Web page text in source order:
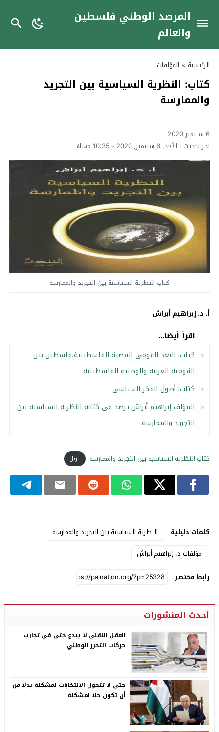
المرصد الوطني فلسطين
والعالم
الرئيسية » المؤلفات
كتاب: النظرية السياسية بين التجريد
والممارسة
6 سبتمبر 2020
آخر تحديث : الأحد, 6 سبتمبر, 2020 - 10:35 مساءً
كتاب النظرية السياسية بين التجريد والممارسة
أ. د. إبراهيم أبراش
اقرأ أيضا...
كتاب: البعد القومي للقضية الفلسطينية،فلسطين بين
القومية العربية والوطنية الفلسطينية
كتاب: أصول الفكر السياسي
المؤلف إبراهيم أبراش يرصد فى كتابه النظرية السياسية بين
التجريد والممارسة
كتاب النظرية السياسية بين التجريد والممارسة تنزيل
كلمات دليلية
النظرية السياسية بين التجريد والممارسة
مؤلفات د. إبراهيم أبراش
رابط مختصر
أحدث المنشورات
العقل النقلي لا يبدع حتى في تجارب
حركات التحرر الوطني
حتى لا تتحول الانتخابات لمشكلة بدلا من
أن تكون حلا لمشكلة